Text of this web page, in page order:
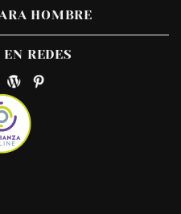
HOMBRE
REDES